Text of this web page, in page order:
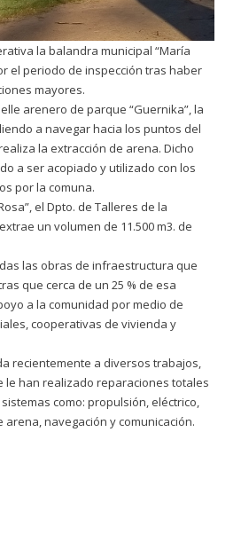
la balandra municipal “María
el periodo de inspección tras haber
mayores.
arenero de parque “Guernika”, la
a navegar hacia los puntos del
la extracción de arena. Dicho
a ser acopiado y utilizado con los
por la comuna.
el Dpto. de Talleres de la
un volumen de 11.500 m3. de
las obras de infraestructura que
que cerca de un 25 % de esa
a la comunidad por medio de
cooperativas de vivienda y
recientemente a diversos trabajos,
le han realizado reparaciones totales
como: propulsión, eléctrico,
arena, navegación y comunicación.